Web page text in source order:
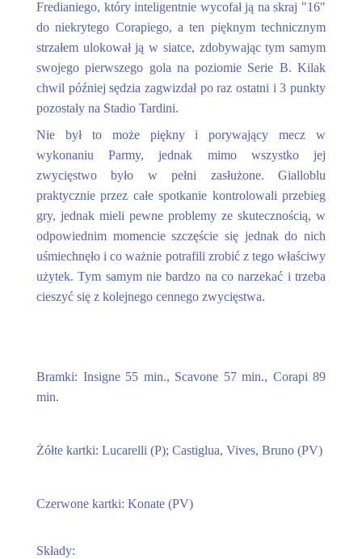
Fredianiego, który inteligentnie wycofał ją na skraj "16"
do niekrytego Corapiego, a ten pięknym technicznym
strzałem ulokował ją w siatce, zdobywając tym samym
swojego pierwszego gola na poziomie Serie B. Kilak
chwil później sędzia zagwizdał po raz ostatni i 3 punkty
pozostały na Stadio Tardini.
Nie był to może piękny i porywający mecz w
wykonaniu Parmy, jednak mimo wszystko jej
zwycięstwo było w pełni zasłużone. Gialloblu
praktycznie przez całe spotkanie kontrolowali przebieg
gry, jednak mieli pewne problemy ze skutecznością, w
odpowiednim momencie szczęście się jednak do nich
uśmiechnęło i co ważnie potrafili zrobić z tego właściwy
użytek. Tym samym nie bardzo na co narzekać i trzeba
cieszyć się z kolejnego cennego zwycięstwa.
Bramki: Insigne 55 min., Scavone 57 min., Corapi 89
min.
Żółte kartki: Lucarelli (P); Castiglua, Vives, Bruno (PV)
Czerwone kartki: Konate (PV)
Składy: